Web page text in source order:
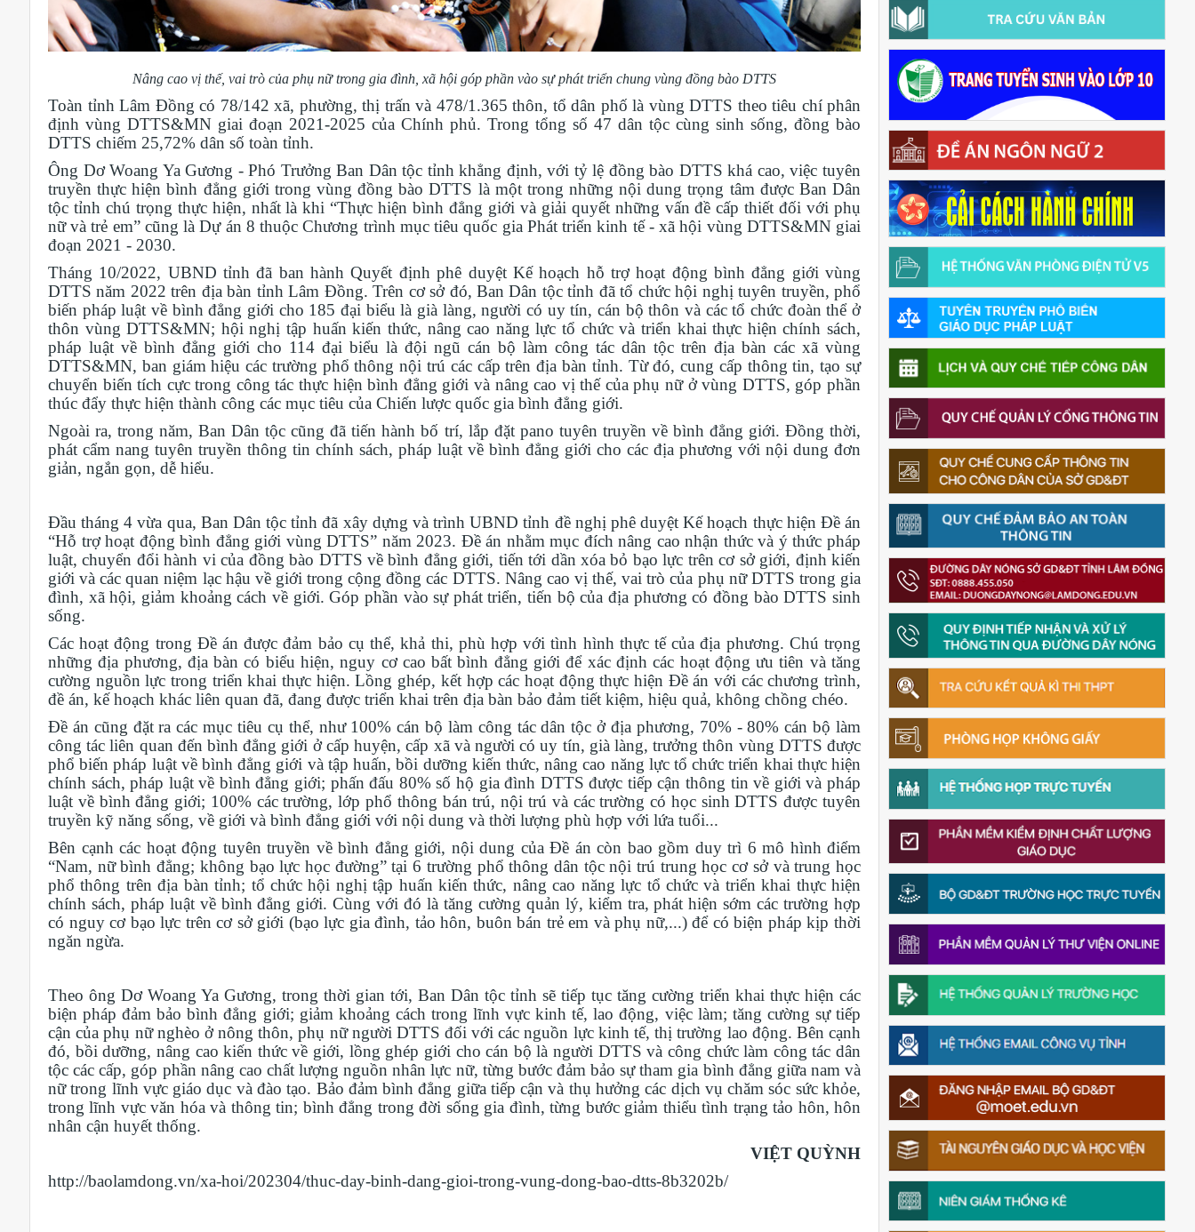
Nâng cao vị thế, vai trò của phụ nữ trong gia đình, xã hội góp phần vào sự phát triển chung vùng đồng bào DTTS
Toàn tỉnh Lâm Đồng có 78/142 xã, phường, thị trấn và 478/1.365 thôn, tổ dân phố là vùng DTTS theo tiêu chí phân
định vùng DTTS&MN giai đoạn 2021-2025 của Chính phủ. Trong tổng số 47 dân tộc cùng sinh sống, đồng bào
DTTS chiếm 25,72% dân số toàn tỉnh.
Ông Dơ Woang Ya Gương - Phó Trưởng Ban Dân tộc tỉnh khẳng định, với tỷ lệ đồng bào DTTS khá cao, việc tuyên
truyền thực hiện bình đẳng giới trong vùng đồng bào DTTS là một trong những nội dung trọng tâm được Ban Dân
tộc tỉnh chú trọng thực hiện, nhất là khi “Thực hiện bình đẳng giới và giải quyết những vấn đề cấp thiết đối với phụ
nữ và trẻ em” cũng là Dự án 8 thuộc Chương trình mục tiêu quốc gia Phát triển kinh tế - xã hội vùng DTTS&MN giai
đoạn 2021 - 2030.
Tháng 10/2022, UBND tỉnh đã ban hành Quyết định phê duyệt Kế hoạch hỗ trợ hoạt động bình đẳng giới vùng
DTTS năm 2022 trên địa bàn tỉnh Lâm Đồng. Trên cơ sở đó, Ban Dân tộc tỉnh đã tổ chức hội nghị tuyên truyền, phổ
biến pháp luật về bình đẳng giới cho 185 đại biểu là già làng, người có uy tín, cán bộ thôn và các tổ chức đoàn thể ở
thôn vùng DTTS&MN; hội nghị tập huấn kiến thức, nâng cao năng lực tổ chức và triển khai thực hiện chính sách,
pháp luật về bình đẳng giới cho 114 đại biểu là đội ngũ cán bộ làm công tác dân tộc trên địa bàn các xã vùng
DTTS&MN, ban giám hiệu các trường phổ thông nội trú các cấp trên địa bàn tỉnh. Từ đó, cung cấp thông tin, tạo sự
chuyển biến tích cực trong công tác thực hiện bình đẳng giới và nâng cao vị thế của phụ nữ ở vùng DTTS, góp phần
thúc đẩy thực hiện thành công các mục tiêu của Chiến lược quốc gia bình đẳng giới.
Ngoài ra, trong năm, Ban Dân tộc cũng đã tiến hành bố trí, lắp đặt pano tuyên truyền về bình đẳng giới. Đồng thời,
phát cẩm nang tuyên truyền thông tin chính sách, pháp luật về bình đẳng giới cho các địa phương với nội dung đơn
giản, ngắn gọn, dễ hiểu.
Đầu tháng 4 vừa qua, Ban Dân tộc tỉnh đã xây dựng và trình UBND tỉnh đề nghị phê duyệt Kế hoạch thực hiện Đề án
“Hỗ trợ hoạt động bình đẳng giới vùng DTTS” năm 2023. Đề án nhằm mục đích nâng cao nhận thức và ý thức pháp
luật, chuyển đổi hành vi của đồng bào DTTS về bình đẳng giới, tiến tới dần xóa bỏ bạo lực trên cơ sở giới, định kiến
giới và các quan niệm lạc hậu về giới trong cộng đồng các DTTS. Nâng cao vị thế, vai trò của phụ nữ DTTS trong gia
đình, xã hội, giảm khoảng cách về giới. Góp phần vào sự phát triển, tiến bộ của địa phương có đồng bào DTTS sinh
sống.
Các hoạt động trong Đề án được đảm bảo cụ thể, khả thi, phù hợp với tình hình thực tế của địa phương. Chú trọng
những địa phương, địa bàn có biểu hiện, nguy cơ cao bất bình đẳng giới để xác định các hoạt động ưu tiên và tăng
cường nguồn lực trong triển khai thực hiện. Lồng ghép, kết hợp các hoạt động thực hiện Đề án với các chương trình,
đề án, kế hoạch khác liên quan đã, đang được triển khai trên địa bàn bảo đảm tiết kiệm, hiệu quả, không chồng chéo.
Đề án cũng đặt ra các mục tiêu cụ thể, như 100% cán bộ làm công tác dân tộc ở địa phương, 70% - 80% cán bộ làm
công tác liên quan đến bình đẳng giới ở cấp huyện, cấp xã và người có uy tín, già làng, trưởng thôn vùng DTTS được
phổ biến pháp luật về bình đẳng giới và tập huấn, bồi dưỡng kiến thức, nâng cao năng lực tổ chức triển khai thực hiện
chính sách, pháp luật về bình đẳng giới; phấn đấu 80% số hộ gia đình DTTS được tiếp cận thông tin về giới và pháp
luật về bình đẳng giới; 100% các trường, lớp phổ thông bán trú, nội trú và các trường có học sinh DTTS được tuyên
truyền kỹ năng sống, về giới và bình đẳng giới với nội dung và thời lượng phù hợp với lứa tuổi...
Bên cạnh các hoạt động tuyên truyền về bình đẳng giới, nội dung của Đề án còn bao gồm duy trì 6 mô hình điểm
“Nam, nữ bình đẳng; không bạo lực học đường” tại 6 trường phổ thông dân tộc nội trú trung học cơ sở và trung học
phổ thông trên địa bàn tỉnh; tổ chức hội nghị tập huấn kiến thức, nâng cao năng lực tổ chức và triển khai thực hiện
chính sách, pháp luật về bình đẳng giới. Cùng với đó là tăng cường quản lý, kiểm tra, phát hiện sớm các trường hợp
có nguy cơ bạo lực trên cơ sở giới (bạo lực gia đình, tảo hôn, buôn bán trẻ em và phụ nữ,...) để có biện pháp kịp thời
ngăn ngừa.
Theo ông Dơ Woang Ya Gương, trong thời gian tới, Ban Dân tộc tỉnh sẽ tiếp tục tăng cường triển khai thực hiện các
biện pháp đảm bảo bình đẳng giới; giảm khoảng cách trong lĩnh vực kinh tế, lao động, việc làm; tăng cường sự tiếp
cận của phụ nữ nghèo ở nông thôn, phụ nữ người DTTS đối với các nguồn lực kinh tế, thị trường lao động. Bên cạnh
đó, bồi dưỡng, nâng cao kiến thức về giới, lồng ghép giới cho cán bộ là người DTTS và công chức làm công tác dân
tộc các cấp, góp phần nâng cao chất lượng nguồn nhân lực nữ, từng bước đảm bảo sự tham gia bình đẳng giữa nam và
nữ trong lĩnh vực giáo dục và đào tạo. Bảo đảm bình đẳng giữa tiếp cận và thụ hưởng các dịch vụ chăm sóc sức khỏe,
trong lĩnh vực văn hóa và thông tin; bình đẳng trong đời sống gia đình, từng bước giảm thiểu tình trạng tảo hôn, hôn
nhân cận huyết thống.
VIỆT QUỲNH
http://baolamdong.vn/xa-hoi/202304/thuc-day-binh-dang-gioi-trong-vung-dong-bao-dtts-8b3202b/